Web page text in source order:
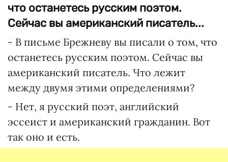
что останетесь русским поэтом.
Сейчас вы американский писатель...
- В письме Брежневу вы писали о том, что
останетесь русским поэтом. Сейчас вы
американский писатель. Что лежит
между двумя этими определениями?
- Нет, я русский поэт, английский
эссеист и американский гражданин. Вот
так оно и есть.